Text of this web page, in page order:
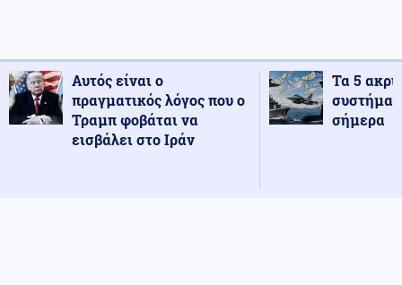
Αυτός είναι ο
πραγματικός λόγος που ο
Τραμπ φοβάται να
εισβάλει στο Ιράν
Τα 5
σήμερα